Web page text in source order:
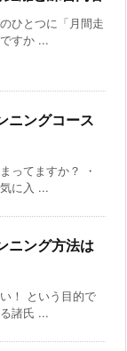
ひとつに「月間走
すか ...
ニングコース
ってますか？ ・
に入 ...
ニング方法は
！ という目的で
諸氏 ...